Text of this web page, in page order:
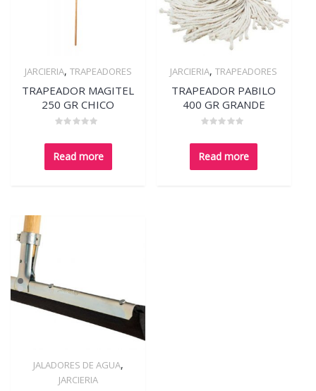
Quick View
JARCIERIA, TRAPEADORES
TRAPEADOR MAGITEL
250 GR CHICO
0
out
of
Read more
Quick View
JARCIERIA,TRAPEADORES
TRAPEADOR PABILO
400 GR GRANDE
0
out
of
Read more
Quick View
JALADORES DE AGUA,
JARCIERIA